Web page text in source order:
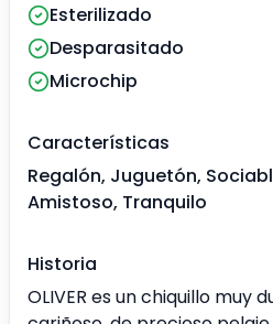
Esterilizado
Desparasitado
Microchip
Características
Regalón, Juguetón,
Amistoso, Tranquilo
Historia
OLIVER es un chiquillo muy